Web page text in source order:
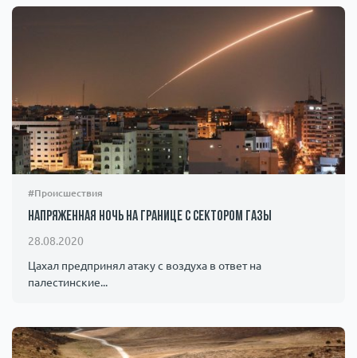
#Происшествия
Напряженная ночь на границе с сектором Газы
28.08.2020
Цахал предпринял атаку с воздуха в ответ на
палестинские...